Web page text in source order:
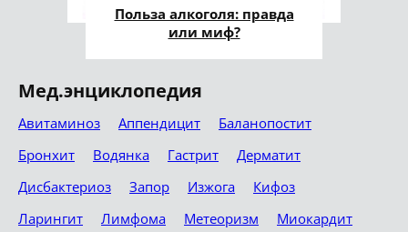
Польза алкоголя: правда
или миф?
Мед.энциклопедия
Авитаминоз Аппендицит
Баланопостит
Бронхит
Водянка Гастрит
Дерматит
Дисбактериоз
Запор Изжога
Кифоз
Ларингит
Лимфома Метеоризм
Миокардит